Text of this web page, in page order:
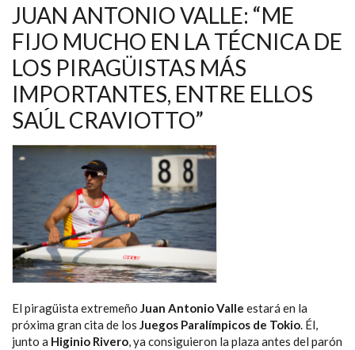
CIERRA
CON
EL
PROTAGONISMO
DE
JUAN
ANTONIO
VALLE
LÓPEZ
JUAN ANTONIO VALLE: “ME
FIJO MUCHO EN LA TÉCNICA DE
LOS PIRAGÜISTAS MÁS
IMPORTANTES, ENTRE ELLOS
SAÚL CRAVIOTTO”
El piragüista extremeño Juan Antonio Valle estará en la
próxima gran cita de los Juegos Paralímpicos de Tokio. Él,
junto a Higinio Rivero, ya consiguieron la plaza antes del parón